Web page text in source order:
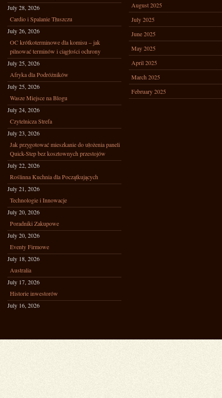
July 28, 2026
Cardio i Spalanie Tłuszczu
July 26, 2026
OC krótkoterminowe dla komisu – jak
pilnować terminów i ciągłości ochrony
July 25, 2026
Afryka dla Podróżników
July 25, 2026
Wasze Miejsce na Blogu
July 24, 2026
Czytelnicza Strefa
July 23, 2026
Jak przygotować mieszkanie do ułożenia paneli
Quick-Step bez kosztownych przestojów
July 22, 2026
Roślinna Kuchnia dla Początkujących
July 21, 2026
Technologie i Innowacje
July 20, 2026
Poradniki Zakupowe
July 20, 2026
Eventy Firmowe
July 18, 2026
Australia
July 17, 2026
Historie inwestorów
July 16, 2026
August 2025
July 2025
June 2025
May 2025
April 2025
March 2025
February 2025